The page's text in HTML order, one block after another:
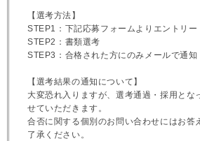
【選考方法】
STEP1：下記応募フォームよりエントリー
STEP2：書類選考
STEP3：合格された方にのみメールで通知
【選考結果の通知について】
大変恐れ入りますが、選考通過・採用とな
せていただきます。
合否に関する個別のお問い合わせにはお答
了承ください。